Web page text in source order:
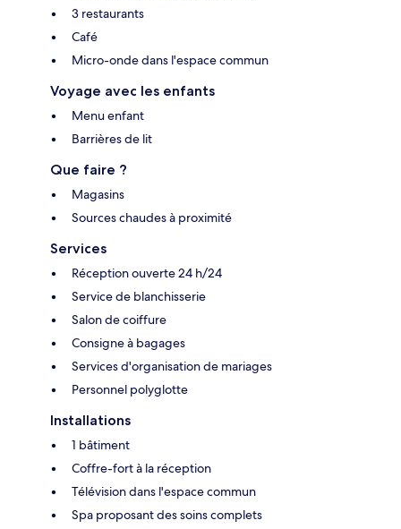
3 restaurants
Café
Micro-onde dans l'espace commun
Voyage avec les enfants
Menu enfant
Barrières de lit
Que faire ?
Magasins
Sources chaudes à proximité
Services
Réception ouverte 24 h/24
Service de blanchisserie
Salon de coiffure
Consigne à bagages
Services d'organisation de mariages
Personnel polyglotte
Installations
1 bâtiment
Coffre-fort à la réception
Télévision dans l'espace commun
Spa proposant des soins complets